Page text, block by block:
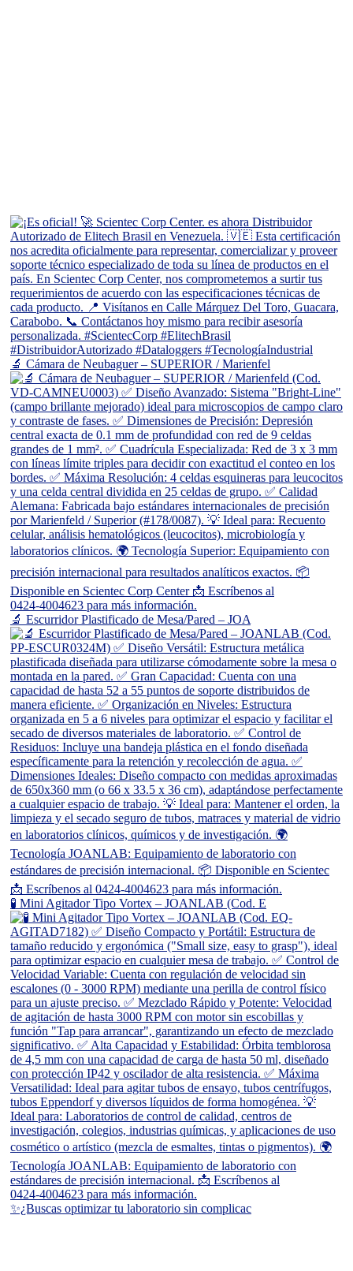
🔬 Cámara de Neubaguer – SUPERIOR / Marienfel
🔬 Escurridor Plastificado de Mesa/Pared – JOA
🧪 Mini Agitador Tipo Vortex – JOANLAB (Cod. E
✨¿Buscas optimizar tu laboratorio sin complicac